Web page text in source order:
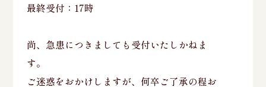
最終受付：17時
尚、急患につきましても受付いたしかねま
す。
ご迷惑をおかけしますが、何卒ご了承の程お